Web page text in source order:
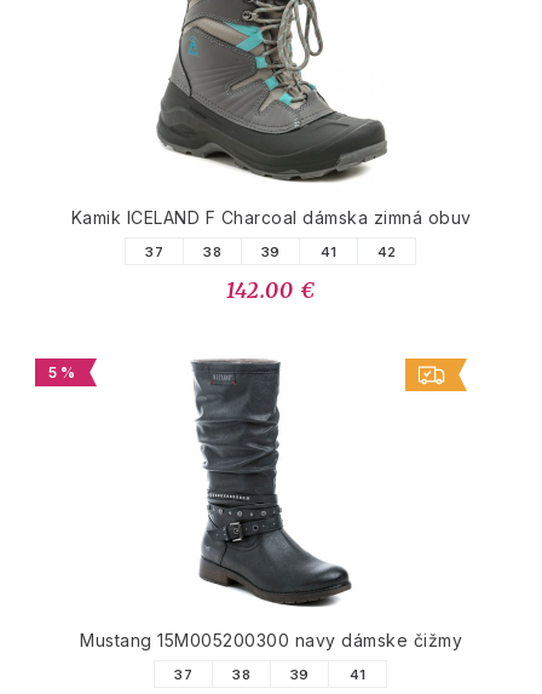
Kamik ICELAND F Charcoal dámska zimná obuv
37 38 39 41 42
142.00 €
5 %
Mustang 15M005200300 navy dámske čižmy
37 38 39 41